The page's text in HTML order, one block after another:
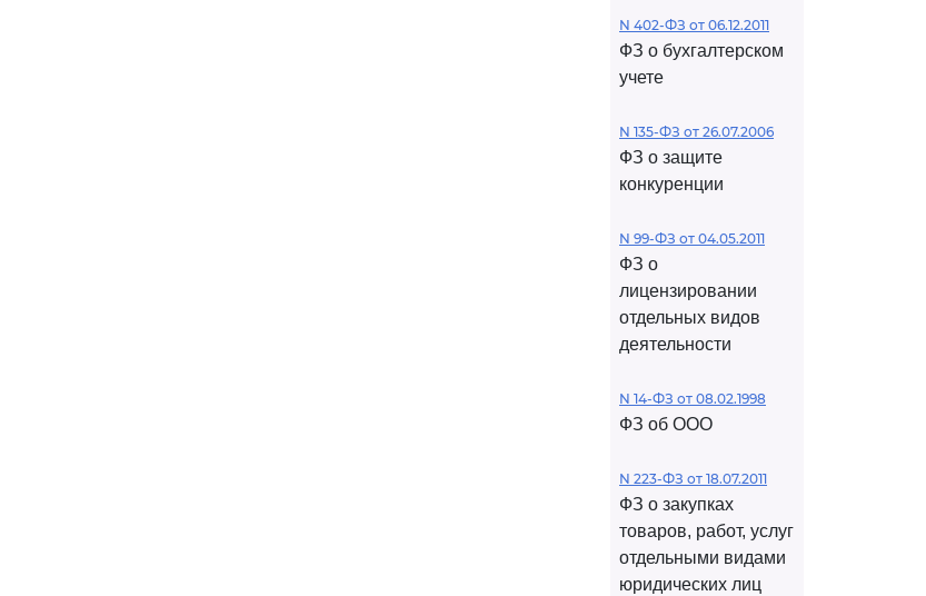
N 402-ФЗ от 06.12.2011
ФЗ о бухгалтерском
учете
N 135-ФЗ от 26.07.2006
ФЗ о защите
конкуренции
N 99-ФЗ от 04.05.2011
ФЗ о
лицензировании
отдельных видов
деятельности
N 14-ФЗ от 08.02.1998
ФЗ об ООО
N 223-ФЗ от 18.07.2011
ФЗ о закупках
товаров, работ, услуг
отдельными видами
юридических лиц